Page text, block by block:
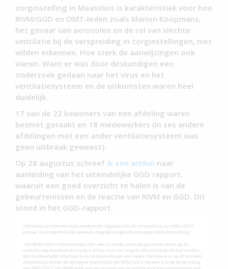
zorginstelling in Maassluis is karakteristiek voor hoe
RIVM/GGD en OMT-leden zoals Marion Koopmans,
het gevaar van aerosolen en de rol van slechte
ventilatie bij de verspreiding in zorginstellingen, niet
wilden erkennen. Hoe sterk de aanwijzingen ook
waren. Want er was door deskundigen een
onderzoek gedaan naar het virus en het
ventilatiesysteem en de uitkomsten waren heel
duidelijk.
17 van de 22 bewoners van een afdeling waren
besmet geraakt en 18 medewerkers (In zes andere
afdelingen met een ander ventilatiesysteem was
geen uitbraak geweest).
Op 28 augustus schreef ik een artikel naar
aanleiding van het uiteindelijke GGD rapport,
waaruit een goed overzicht te halen is van de
gebeurtenissen en de reactie van RIVM en GGD. Dit
stond in het GGD-rapport.